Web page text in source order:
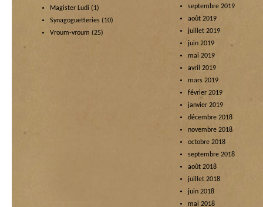
Magister Ludi (1)
Synagoguetteries (10)
Vroum-vroum (25)
septembre 2019
août 2019
juillet 2019
juin 2019
mai 2019
avril 2019
mars 2019
février 2019
janvier 2019
décembre 2018
novembre 2018
octobre 2018
septembre 2018
août 2018
juillet 2018
juin 2018
mai 2018